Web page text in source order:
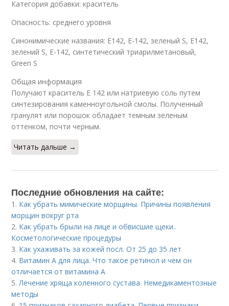
Категория добавки: краситель
Опасность: среднего уровня
Синонимические названия: Е142, Е-142, зеленый S, E142,
зелений S, E-142, синтетический триарилметановый,
Green S
​Общая информация
Получают краситель Е 142 или натриевую соль путем
синтезирования каменноугольной смолы. Полученный
гранулят или порошок обладает темным зеленым
оттенком, почти черным.
Читать дальше →
Последние обновления на сайте:
1. Как убрать мимические морщины. Причины появления
морщин вокруг рта
2. Как убрать брыли на лице и обвисшие щеки..
Косметологические процедуры
3. Как ухаживать за кожей посл. От 25 до 35 лет
4. Витамин A для лица. Что такое ретинол и чем он
отличается от витамина А
5.Лечение хряща коленного сустава. Немедикаментозные
методы